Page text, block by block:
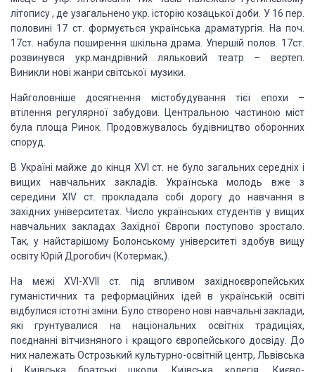
літопису , де узагальнено укр. історію козацької доби. У 16 пер.
половині 17 ст. формується українська драматургія. На поч.
17ст. набула поширення шкільна драма. Упершій полов. 17ст.
розвинувся укр.мандрівний ляльковий театр – вертеп.
Виникли нові жанри світської музики.
Найголовніше досягнення містобудування тієї епохи –
втілення регулярної забудови. Центральною частиною міст
була площа Ринок. Продовжувалось будівництво оборонних
споруд.
В Україні майже до кінця XVI ст. не було загальних середніх і
вищих навчальних закладів. Українська молодь вже з
середини XIV ст. прокладала собі дорогу до навчання в
західних університетах. Число українських студентів у вищих
навчальних закладах Західної Європи поступово зростало.
Так, у найстарішому Болонському університеті здобув вищу
освіту Юрій Дрогобич (Котермак,).
На межі XVI-XVII ст. під впливом західноєвропейських
гуманістичних та реформаційних ідей в українській освіті
відбулися істотні зміни. Було створено нові навчальні заклади,
які грунтувалися на національних освітніх традиціях,
поєднанні вітчизняного і кращого європейського досвіду. До
них належать Острозький культурно-освітній центр, Львівська